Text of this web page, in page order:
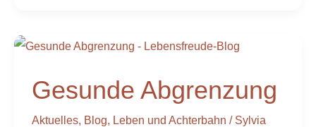
Gesunde Abgrenzung
Aktuelles, Blog, Leben und Achterbahn / Sylvia
Gesunde